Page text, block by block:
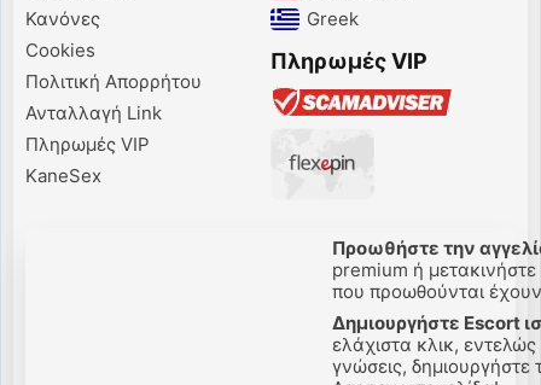
Κανόνες
Cookies
Πολιτική Απορρήτου
Ανταλλαγή Link
Πληρωμές VIP
KaneSex
Greek‎
Πληρωμές VIP
Προωθήστε την
premium ή
που προωθούνται
Δημιουργήστε Escort
ελάχιστα κλικ,
γνώσεις,